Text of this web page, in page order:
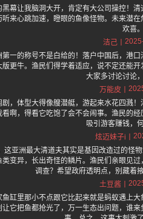
幕让我脑洞大开，肯定有大公司操控！
来心跳加速，瞪眼的鱼像怪物。未来潜
欢喜。
洁己
一的称号不是白给的！落户中国后，港
更牛。渔民们得学着适应，说不定还能
大家多讨论讨论
万能皮
，体型大得像艘潜艇，游起来水花四溅
啊，得看它吃饱了会不会闹事。渔民的
吸引游客赚钱，
炫迈妹子i
这亚洲最大清道夫其实是基因改造过的怪
变异，长出奇怪的鳞片。渔民们亲眼见
调查？希望政府透明点，别藏着
土豆酱
缸里那小不点跟它比起来就是蚂蚁遇上
它把鱼都抢光了，万一生态出问题，谁